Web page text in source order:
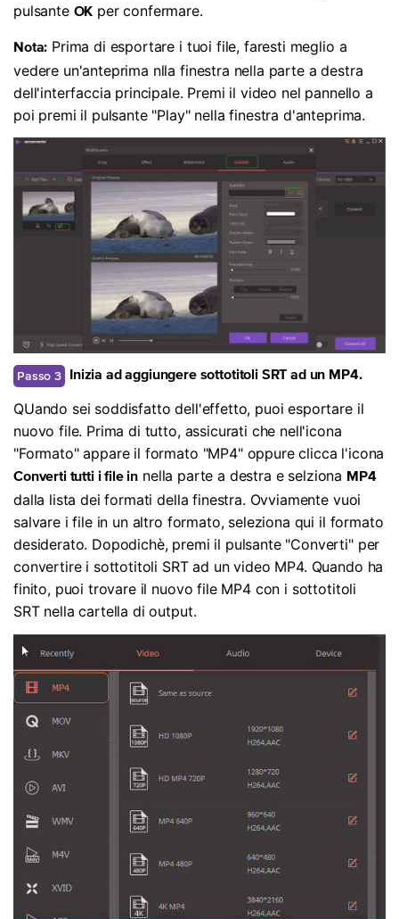
pulsante OK per confermare.
Nota: Prima di esportare i tuoi file, faresti meglio a
vedere un'anteprima nlla finestra nella parte a destra
dell'interfaccia principale. Premi il video nel pannello a
poi premi il pulsante "Play" nella finestra d'anteprima.
Passo 3 Inizia ad aggiungere sottotitoli SRT ad un MP4.
QUando sei soddisfatto dell'effetto, puoi esportare il
nuovo file. Prima di tutto, assicurati che nell'icona
"Formato" appare il formato "MP4" oppure clicca l'icona
Converti tutti i file in nella parte a destra e selziona MP4
dalla lista dei formati della finestra. Ovviamente vuoi
salvare i file in un altro formato, seleziona qui il formato
desiderato. Dopodichè, premi il pulsante "Converti" per
convertire i sottotitoli SRT ad un video MP4. Quando ha
finito, puoi trovare il nuovo file MP4 con i sottotitoli
SRT nella cartella di output.